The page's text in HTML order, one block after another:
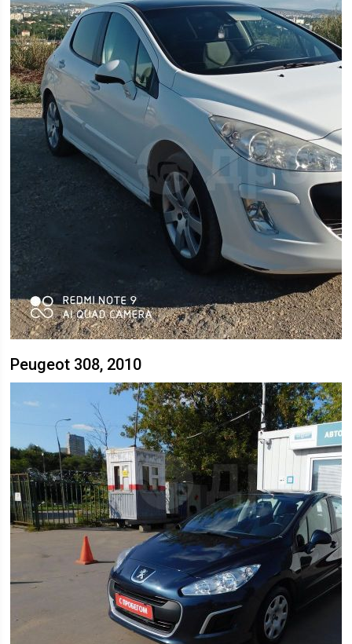
Peugeot 308, 2010